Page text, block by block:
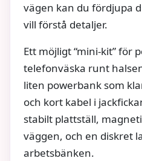
vägen kan du fördjupa
vill förstå detaljer.
Ett möjligt “mini-kit” för
telefonväska runt
liten powerbank som
och kort kabel i
stabilt plattställ,
väggen, och en diskret
arbetsbänken.